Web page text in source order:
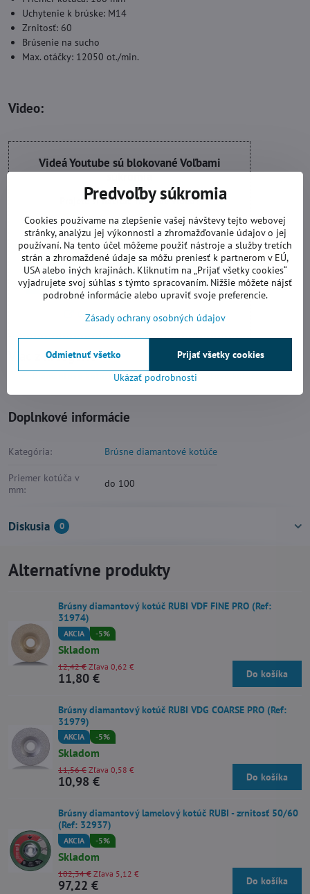
Uchytenie k brúske: M14
Zrnitosť: 60
Brúsenie na sucho
Max. otáčky: 12050 ot./min.
Video:
Videá Youtube sú blokované Voľbami
súkromia
Prajete si načítať Youtube video?
Povoliť tentokrát
Povoliť a zapamätať - súhlas s druhom
cookie: Funkčné
Otvoriť video v novom okne
Viac z kategórie
Brúsne diamantové kotúče
Doplnkové informácie
Kategória: Brúsne diamantové kotúče
Priemer kotúča v
mm:
do 100
Diskusia 0
Alternatívne produkty
Brúsny diamantový kotúč RUBI VDF FINE PRO (Ref:
31974)
AKCIA -5%
Skladom
11,80 €
12,42 € Zľava 0,62 €
Do košíka
Brúsny diamantový kotúč RUBI VDG COARSE PRO (Ref:
31979)
AKCIA -5%
Skladom
10,98 €
11,56 € Zľava 0,58 €
Do košíka
Brúsny diamantový lamelový kotúč RUBI - zrnitosť 50/60
(Ref: 32937)
AKCIA -5%
Skladom
97,22 €
102,34 € Zľava 5,12 €
Do košíka
Predvoľby súkromia
Cookies používame na zlepšenie vašej návštevy tejto webovej
stránky, analýzu jej výkonnosti a zhromažďovanie údajov o jej
používaní. Na tento účel môžeme použiť nástroje a služby tretích
strán a zhromaždené údaje sa môžu preniesť k partnerom v EÚ,
USA alebo iných krajinách. Kliknutím na „Prijať všetky cookies“
vyjadrujete svoj súhlas s týmto spracovaním. Nižšie môžete nájsť
podrobné informácie alebo upraviť svoje preferencie.
Zásady ochrany osobných údajov
Ukázať podrobnosti
Prijať všetky cookies
Odmietnuť všetko